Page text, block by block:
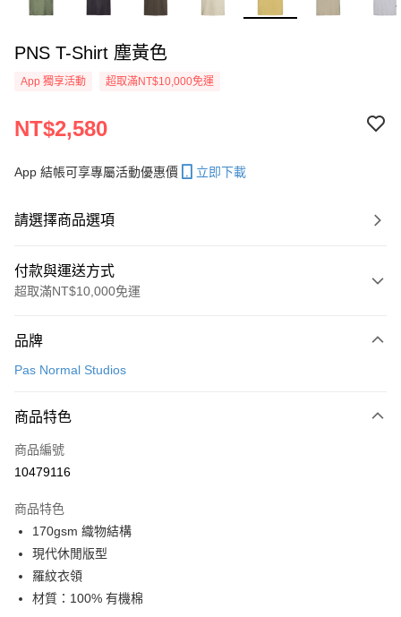
PNS T-Shirt 塵黃色
App 獨享活動 超取滿NT$10,000免運
NT$2,580
App 結帳可享專屬活動優惠價 立即下載
請選擇商品選項
付款與運送方式
超取滿NT$10,000免運
信用卡一次付款
LINE Pay
Apple Pay
運送方式
全家店到店
每筆NT$80，滿NT$10,000(含以上)免運費
品牌
Pas Normal Studios
商品特色
商品編號
10479116
商品特色
170gsm 織物結構
現代休閒版型
羅紋衣領
材質：100% 有機棉